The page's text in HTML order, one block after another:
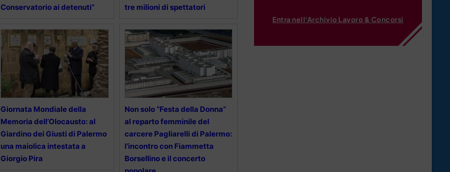
Conservatorio ai detenuti”
tre milioni di spettatori
Giornata Mondiale della
Memoria dell’Olocausto: al
Giardino dei Giusti di Palermo
una maiolica intestata a
Giorgio Pira
Non solo “Festa della Donna”
al reparto femminile del
carcere Pagliarelli di Palermo:
l’incontro con Fiammetta
Borsellino e il concerto
Entra nell'Archivio Lavoro & Concorsi